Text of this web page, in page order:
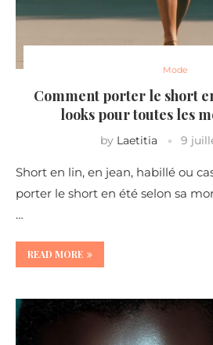
Mode
Comment porter le short
looks pour toutes les
by Laetitia 9
Short en lin, en jean, habillé ou
porter le short en été selon sa
…
READ MORE